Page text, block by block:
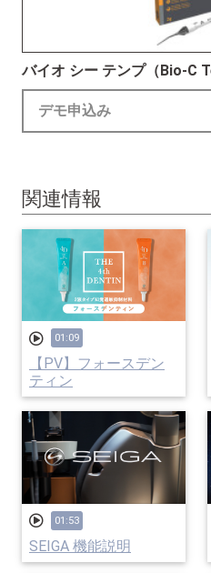
バイオ シー テンプ（Bio-C
デモ申込み
関連情報
01:09
【PV】フォースデン
ティン
01:53
SEIGA 機能説明